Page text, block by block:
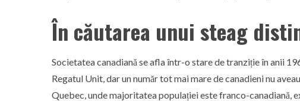
În căutarea unui steag
Societatea canadiană se afla într-o stare de tranziție în anii
Regatul Unit, dar un număr tot mai mare de canadieni nu
Quebec, unde majoritatea populației este franco-canadiană,